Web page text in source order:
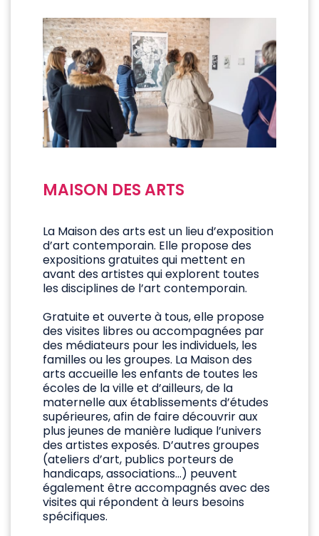
MAISON DES ARTS
La Maison des arts est un lieu d’exposition
d’art contemporain. Elle propose des
expositions gratuites qui mettent en
avant des artistes qui explorent toutes
les disciplines de l’art contemporain.
Gratuite et ouverte à tous, elle propose
des visites libres ou accompagnées par
des médiateurs pour les individuels, les
familles ou les groupes. La Maison des
arts accueille les enfants de toutes les
écoles de la ville et d’ailleurs, de la
maternelle aux établissements d’études
supérieures, afin de faire découvrir aux
plus jeunes de manière ludique l’univers
des artistes exposés. D’autres groupes
(ateliers d’art, publics porteurs de
handicaps, associations…) peuvent
également être accompagnés avec des
visites qui répondent à leurs besoins
spécifiques.